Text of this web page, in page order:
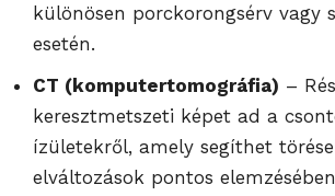
különösen porckorongsérv vagy
esetén.
CT (komputertomográfia) –
keresztmetszeti képet ad a
ízületekről, amely segíthet
elváltozások pontos